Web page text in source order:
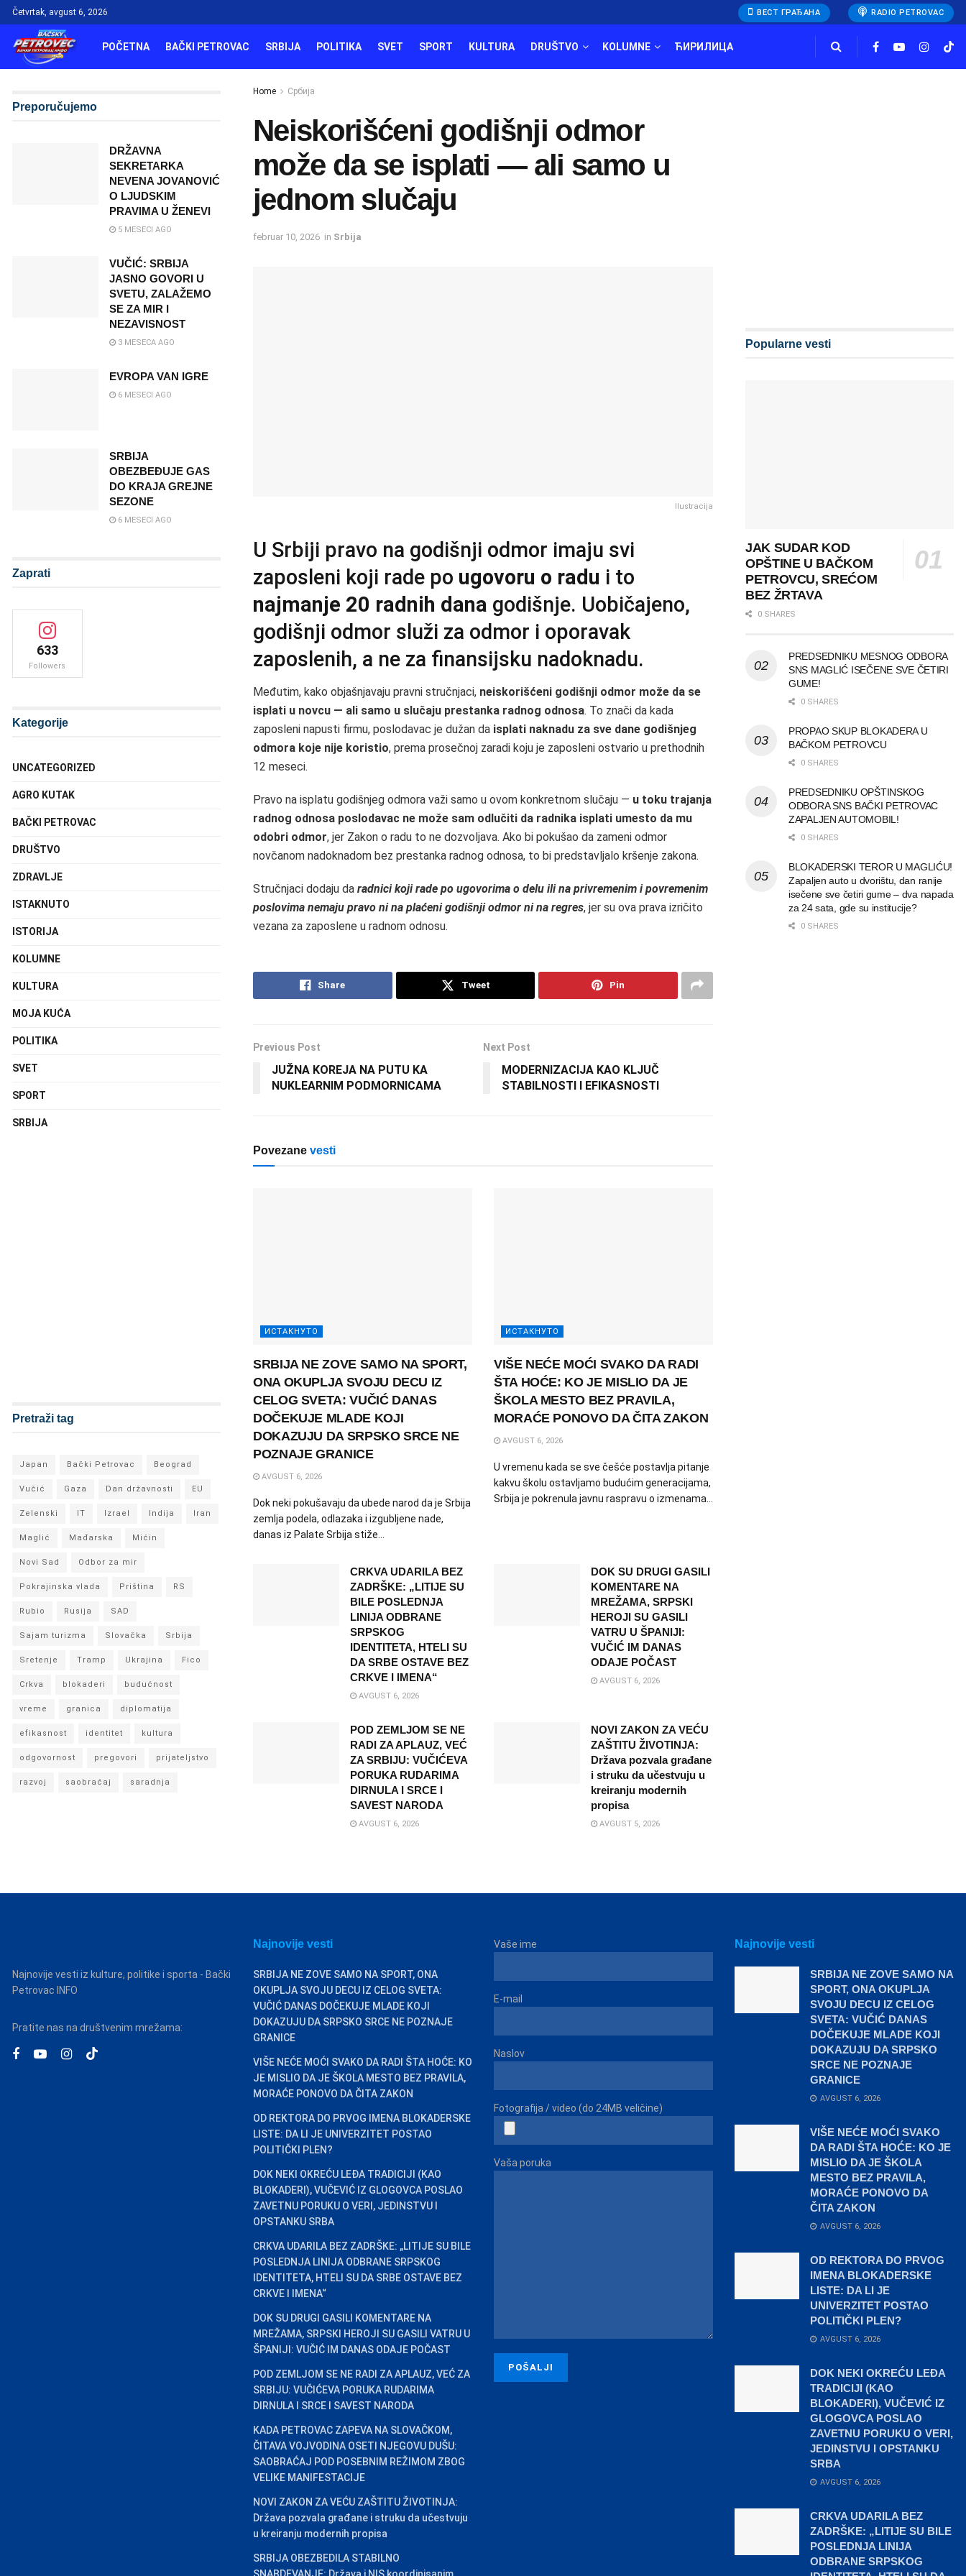
Četvrtak, avgust 6, 2026 ВЕСТ ГРАЂАНА RADIO PETROVAC
POČETNA BAČKI PETROVAC SRBIJA POLITIKA SVET SPORT KULTURA DRUŠTVO KOLUMNE ЋИРИЛИЦА
Home Србија
Neiskorišćeni godišnji odmor
može da se isplati — ali samo u
jednom slučaju
februar 10, 2026 in Srbija
Ilustracija
U Srbiji pravo na godišnji odmor imaju svi
zaposleni koji rade po ugovoru o radu i to
najmanje 20 radnih dana godišnje. Uobičajeno,
godišnji odmor služi za odmor i oporavak
zaposlenih, a ne za finansijsku nadoknadu.
Međutim, kako objašnjavaju pravni stručnjaci, neiskorišćeni godišnji odmor može da se
isplati u novcu — ali samo u slučaju prestanka radnog odnosa. To znači da kada
zaposleni napusti firmu, poslodavac je dužan da isplati naknadu za sve dane godišnjeg
odmora koje nije koristio, prema prosečnoj zaradi koju je zaposleni ostvario u prethodnih
12 meseci.
Pravo na isplatu godišnjeg odmora važi samo u ovom konkretnom slučaju — u toku trajanja
radnog odnosa poslodavac ne može sam odlučiti da radnika isplati umesto da mu
odobri odmor, jer Zakon o radu to ne dozvoljava. Ako bi pokušao da zameni odmor
novčanom nadoknadom bez prestanka radnog odnosa, to bi predstavljalo kršenje zakona.
Stručnjaci dodaju da radnici koji rade po ugovorima o delu ili na privremenim i povremenim
poslovima nemaju pravo ni na plaćeni godišnji odmor ni na regres, jer su ova prava izričito
vezana za zaposlene u radnom odnosu.
Share Tweet Pin
Previous Post
JUŽNA KOREJA NA PUTU KA
NUKLEARNIM PODMORNICAMA
Next Post
MODERNIZACIJA KAO KLJUČ
STABILNOSTI I EFIKASNOSTI
Povezane vesti
ИСТАКНУТО
SRBIJA NE ZOVE SAMO NA SPORT,
ONA OKUPLJA SVOJU DECU IZ
CELOG SVETA: VUČIĆ DANAS
DOČEKUJE MLADE KOJI
DOKAZUJU DA SRPSKO SRCE NE
POZNAJE GRANICE
AVGUST 6, 2026
Dok neki pokušavaju da ubede narod da je Srbija
zemlja podela, odlazaka i izgubljene nade,
danas iz Palate Srbija stiže...
ИСТАКНУТО
VIŠE NEĆE MOĆI SVAKO DA RADI
ŠTA HOĆE: KO JE MISLIO DA JE
ŠKOLA MESTO BEZ PRAVILA,
MORAĆE PONOVO DA ČITA ZAKON
AVGUST 6, 2026
U vremenu kada se sve češće postavlja pitanje
kakvu školu ostavljamo budućim generacijama,
Srbija je pokrenula javnu raspravu o izmenama...
CRKVA UDARILA BEZ
ZADRŠKE: „LITIJE SU
BILE POSLEDNJA
LINIJA ODBRANE
SRPSKOG
IDENTITETA, HTELI SU
DA SRBE OSTAVE BEZ
CRKVE I IMENA“
AVGUST 6, 2026
DOK SU DRUGI GASILI
KOMENTARE NA
MREŽAMA, SRPSKI
HEROJI SU GASILI
VATRU U ŠPANIJI:
VUČIĆ IM DANAS
ODAJE POČAST
AVGUST 6, 2026
POD ZEMLJOM SE NE
RADI ZA APLAUZ, VEĆ
ZA SRBIJU: VUČIĆEVA
PORUKA RUDARIMA
DIRNULA I SRCE I
SAVEST NARODA
AVGUST 6, 2026
NOVI ZAKON ZA VEĆU
ZAŠTITU ŽIVOTINJA:
Država pozvala građane
i struku da učestvuju u
kreiranju modernih
propisa
AVGUST 5, 2026
Preporučujemo
DRŽAVNA
SEKRETARKA
NEVENA JOVANOVIĆ
O LJUDSKIM
PRAVIMA U ŽENEVI
5 MESECI AGO
VUČIĆ: SRBIJA
JASNO GOVORI U
SVETU, ZALAŽEMO
SE ZA MIR I
NEZAVISNOST
3 MESECA AGO
EVROPA VAN IGRE
6 MESECI AGO
SRBIJA
OBEZBEĐUJE GAS
DO KRAJA GREJNE
SEZONE
6 MESECI AGO
Zaprati
633
Followers
Kategorije
UNCATEGORIZED
AGRO KUTAK
BAČKI PETROVAC
DRUŠTVO
ZDRAVLJE
ISTAKNUTO
ISTORIJA
KOLUMNE
KULTURA
MOJA KUĆA
POLITIKA
SVET
SPORT
SRBIJA
Pretraži tag
Japan Bački Petrovac Beograd
Vučić Gaza Dan državnosti EU
Zelenski IT Izrael Indija Iran
Maglić Mađarska Mićin
Novi Sad Odbor za mir
Pokrajinska vlada Priština RS
Rubio Rusija SAD
Sajam turizma Slovačka Srbija
Sretenje Tramp Ukrajina Fico
Crkva blokaderi budućnost
vreme granica diplomatija
efikasnost identitet kultura
odgovornost pregovori prijateljstvo
razvoj saobraćaj saradnja
Popularne vesti
JAK SUDAR KOD
OPŠTINE U BAČKOM
PETROVCU, SREĆOM
BEZ ŽRTAVA
0 SHARES
PREDSEDNIKU MESNOG ODBORA
SNS MAGLIĆ ISEČENE SVE ČETIRI
GUME!
0 SHARES
PROPAO SKUP BLOKADERA U
BAČKOM PETROVCU
0 SHARES
PREDSEDNIKU OPŠTINSKOG
ODBORA SNS BAČKI PETROVAC
ZAPALJEN AUTOMOBIL!
0 SHARES
BLOKADERSKI TEROR U MAGLIĆU!
Zapaljen auto u dvorištu, dan ranije
isečene sve četiri gume – dva napada
za 24 sata, gde su institucije?
0 SHARES
Najnovije vesti iz kulture, politike i sporta - Bački
Petrovac INFO
Pratite nas na društvenim mrežama:
Najnovije vesti
SRBIJA NE ZOVE SAMO NA SPORT, ONA
OKUPLJA SVOJU DECU IZ CELOG SVETA:
VUČIĆ DANAS DOČEKUJE MLADE KOJI
DOKAZUJU DA SRPSKO SRCE NE POZNAJE
GRANICE
VIŠE NEĆE MOĆI SVAKO DA RADI ŠTA HOĆE: KO
JE MISLIO DA JE ŠKOLA MESTO BEZ PRAVILA,
MORAĆE PONOVO DA ČITA ZAKON
OD REKTORA DO PRVOG IMENA BLOKADERSKE
LISTE: DA LI JE UNIVERZITET POSTAO
POLITIČKI PLEN?
DOK NEKI OKREĆU LEĐA TRADICIJI (KAO
BLOKADERI), VUČEVIĆ IZ GLOGOVCA POSLAO
ZAVETNU PORUKU O VERI, JEDINSTVU I
OPSTANKU SRBA
CRKVA UDARILA BEZ ZADRŠKE: „LITIJE SU BILE
POSLEDNJA LINIJA ODBRANE SRPSKOG
IDENTITETA, HTELI SU DA SRBE OSTAVE BEZ
CRKVE I IMENA“
DOK SU DRUGI GASILI KOMENTARE NA
MREŽAMA, SRPSKI HEROJI SU GASILI VATRU U
ŠPANIJI: VUČIĆ IM DANAS ODAJE POČAST
POD ZEMLJOM SE NE RADI ZA APLAUZ, VEĆ ZA
SRBIJU: VUČIĆEVA PORUKA RUDARIMA
DIRNULA I SRCE I SAVEST NARODA
KADA PETROVAC ZAPEVA NA SLOVAČKOM,
ČITAVA VOJVODINA OSETI NJEGOVU DUŠU:
SAOBRAĆAJ POD POSEBNIM REŽIMOM ZBOG
VELIKE MANIFESTACIJE
NOVI ZAKON ZA VEĆU ZAŠTITU ŽIVOTINJA:
Država pozvala građane i struku da učestvuju
u kreiranju modernih propisa
SRBIJA OBEZBEDILA STABILNO
Vaše ime
E-mail
Naslov
Fotografija / video (do 24MB veličine)
Vaša poruka
Najnovije vesti
SRBIJA NE ZOVE SAMO NA
SPORT, ONA OKUPLJA
SVOJU DECU IZ CELOG
SVETA: VUČIĆ DANAS
DOČEKUJE MLADE KOJI
DOKAZUJU DA SRPSKO
SRCE NE POZNAJE
GRANICE
AVGUST 6, 2026
VIŠE NEĆE MOĆI SVAKO
DA RADI ŠTA HOĆE: KO JE
MISLIO DA JE ŠKOLA
MESTO BEZ PRAVILA,
MORAĆE PONOVO DA
ČITA ZAKON
AVGUST 6, 2026
OD REKTORA DO PRVOG
IMENA BLOKADERSKE
LISTE: DA LI JE
UNIVERZITET POSTAO
POLITIČKI PLEN?
AVGUST 6, 2026
DOK NEKI OKREĆU LEĐA
TRADICIJI (KAO
BLOKADERI), VUČEVIĆ IZ
GLOGOVCA POSLAO
ZAVETNU PORUKU O VERI,
JEDINSTVU I OPSTANKU
SRBA
AVGUST 6, 2026
CRKVA UDARILA BEZ
ZADRŠKE: „LITIJE SU BILE
POSLEDNJA LINIJA
ODBRANE SRPSKOG